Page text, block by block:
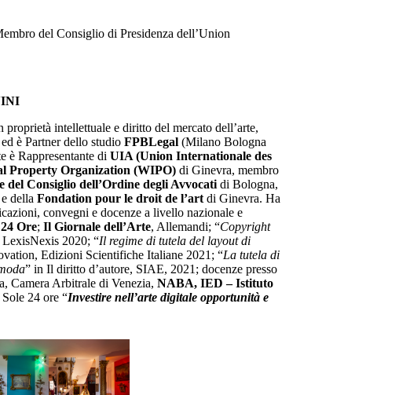
del Consiglio di Presidenza dell’Union
intellettuale e diritto del mercato dell’arte,
è Partner dello studio FPBLegal (Milano Bologna
è Rappresentante di UIA (Union Internationale des
Property Organization (WIPO) di Ginevra, membro
del Consiglio dell’Ordine degli Avvocati di Bologna,
della Fondation pour le droit de l’art di Ginevra. Ha
convegni e docenze a livello nazionale e
Ore; Il Giornale dell’Arte, Allemandi; “Copyright
LexisNexis 2020; “Il regime di tutela del layout di
Edizioni Scientifiche Italiane 2021; “La tutela di
” in Il diritto d’autore, SIAE, 2021; docenze presso
Camera Arbitrale di Venezia, NABA, IED – Istituto
24 ore “Investire nell’arte digitale opportunità e